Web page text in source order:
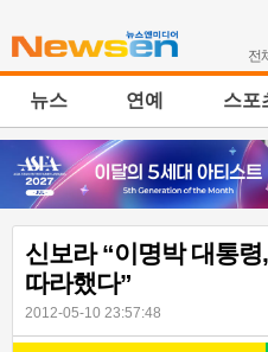
전
뉴스 연예 스포
신보라 “이명박 대통
따라했다”
2012-05-10 23:57:48